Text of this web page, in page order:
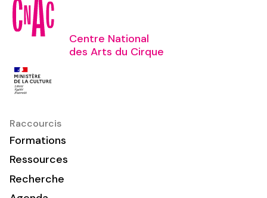
Centre National
des Arts du Cirque
Raccourcis
Formations
Ressources
Recherche